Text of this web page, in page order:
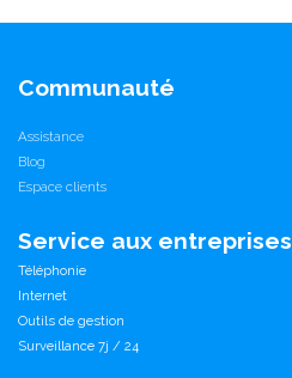
Communauté
Assistance
Blog
Espace clients
Service aux entreprises
Téléphonie
Internet
Outils de gestion
Surveillance 7j / 24